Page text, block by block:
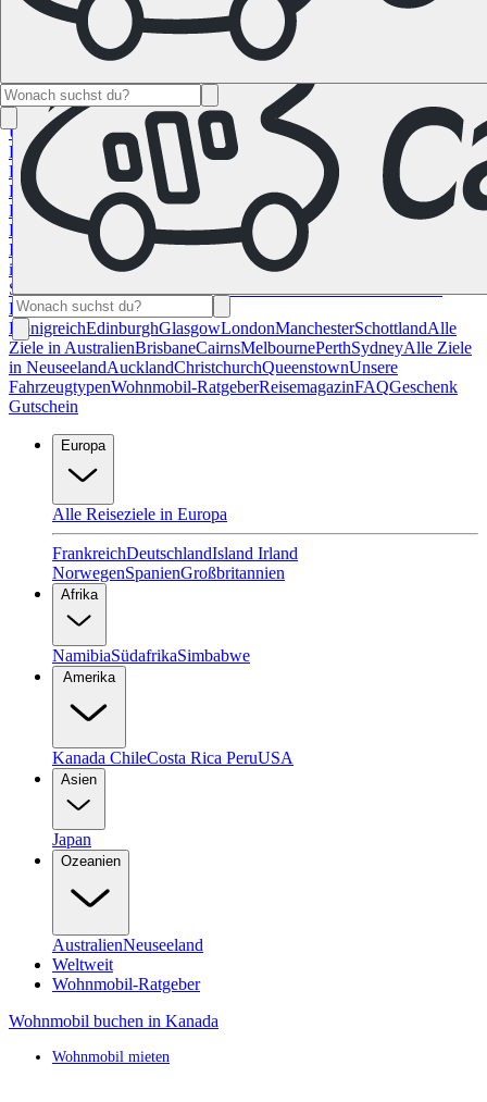
NamibiaSüdafrika
Alle Ziele in
KanadaCalgaryHalifaxMontrealTorontoVancouver
Alle Ziele in den
USALas VegasLos Angeles Miami New YorkSan
Francisco
Chile Costa Rica Alle Reiseziele in
Deutschland
Berlin Hamburg Leipzig München Stuttgart
Reiseziele in
Frankreich
KorsikaLyonMarseilles NizzaParis Toulouse
Alle
Reiseziele in
Italien
CagliariFlorenzMailandRom Sardinien
in Norwegen Bergen
Alle Reiseziele in
Spanien
Reiseziele im Vereinigtem
KönigreichEdinburghGlasgowLondonManchesterSchottlandAlle
Ziele in AustralienBrisbaneCairnsMelbournePerthSydneyAlle Ziele
in NeuseelandAucklandChristchurchQueenstownUnsere
FahrzeugtypenWohnmobil-RatgeberReisemagazinFAQGeschenk
Gutschein
Europa
Alle Reiseziele in Europa
FrankreichDeutschlandIsland Irland
NorwegenSpanienGroßbritannien
Afrika
NamibiaSüdafrikaSimbabwe
Amerika
Kanada ChileCosta Rica PeruUSA
Asien
Japan
Ozeanien
AustralienNeuseeland
Weltweit
Wohnmobil-Ratgeber
Wohnmobil buchen in Kanada
Wohnmobil mieten